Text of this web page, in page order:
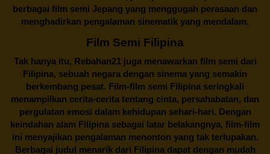
berbagai film semi Jepang yang menggugah perasaan dan
menghadirkan pengalaman sinematik yang mendalam.
Film Semi Filipina
Tak hanya itu, Rebahan21juga menawarkan film semi dari
Filipina, sebuah negara dengan sinema yang semakin
berkembang pesat. Film-film semi Filipina seringkali
menampilkan cerita-cerita tentang cinta, persahabatan, dan
pergulatan emosi dalam kehidupan sehari-hari. Dengan
keindahan alam Filipina sebagai latar belakangnya, film-film
ini menyajikan pengalaman menonton yang tak terlupakan.
Berbagai judul menarik dari Filipina dapat dengan mudah